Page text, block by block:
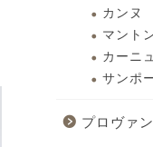
カンヌ
マント
カーニ
サンポ
プロヴァ